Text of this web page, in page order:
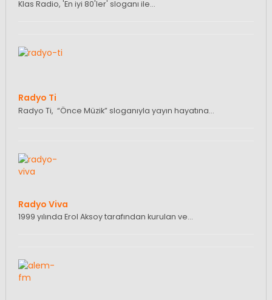
Klas Radio, 'En iyi 80'ler' sloganı ile…
Radyo Ti
Radyo Ti, “Önce Müzik” sloganıyla yayın hayatına…
Radyo Viva
1999 yılında Erol Aksoy tarafından kurulan ve…